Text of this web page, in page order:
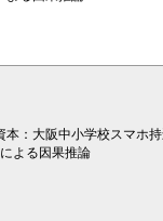
本：大阪中小学校スマホ
による因果推論